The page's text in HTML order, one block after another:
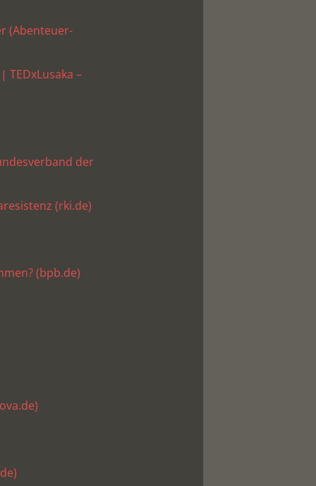
(Abenteuer-
–
der
(rki.de)
(bpb.de)